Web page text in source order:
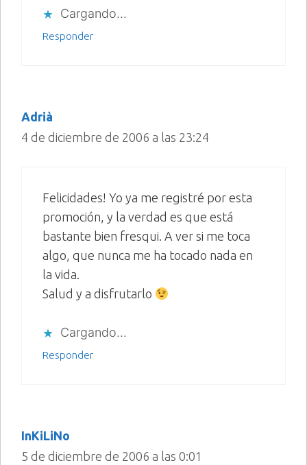
Cargando...
Responder
Adrià
4 de diciembre de 2006 a las 23:24
Felicidades! Yo ya me registré por esta
promoción, y la verdad es que está
bastante bien fresqui. A ver si me toca
algo, que nunca me ha tocado nada en
la vida.
Salud y a disfrutarlo
Cargando...
Responder
InKiLiNo
5 de diciembre de 2006 a las 0:01